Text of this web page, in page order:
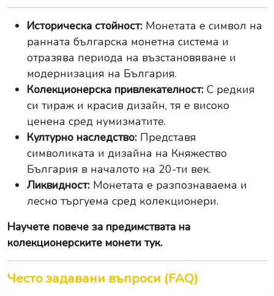
Историческа стойност: Монетата е символ на
ранната българска монетна система и
отразява периода на възстановяване и
модернизация на България.
Колекционерска привлекателност: С редкия
си тираж и красив дизайн, тя е високо
ценена сред нумизматите.
Културно наследство: Представя
символиката и дизайна на Княжество
България в началото на 20-ти век.
Ликвидност: Монетата е разпознаваема и
лесно търгуема сред колекционери.
Научете повече за предимствата на
колекционерските монети тук.
Често задавани въпроси (FAQ)